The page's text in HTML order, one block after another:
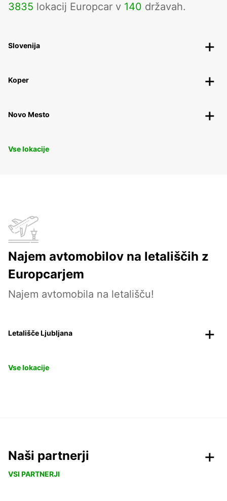
3835 lokacij Europcar v 140 državah.
Slovenija
Koper
Novo Mesto
Vse lokacije
Najem avtomobilov na letališčih z
Europcarjem
Najem avtomobila na letališču!
Letališče Ljubljana
Vse lokacije
Naši partnerji
VSI PARTNERJI